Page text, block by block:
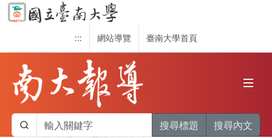
::: 網站導覽 臺南大學首頁
搜尋標題 搜尋內文